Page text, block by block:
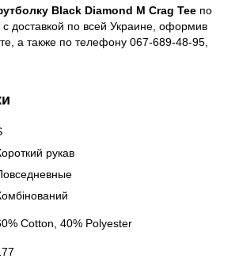
Black Diamond M Crag Tee по
доставкой по всей Украине, оформив
а также по телефону 067-689-48-95,
рукав
Cotton, 40% Polyester